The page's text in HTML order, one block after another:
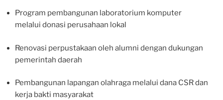
Program pembangunan laboratorium komputer
melalui donasi perusahaan lokal
Renovasi perpustakaan oleh alumni dengan dukungan
pemerintah daerah
Pembangunan lapangan olahraga melalui dana CSR dan
kerja bakti masyarakat